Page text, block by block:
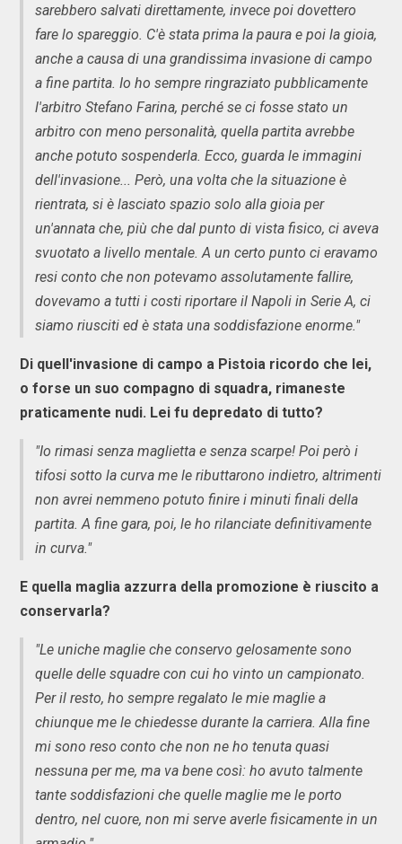
sarebbero salvati direttamente, invece poi dovettero
fare lo spareggio. C'è stata prima la paura e poi la gioia,
anche a causa di una grandissima invasione di campo
a fine partita. Io ho sempre ringraziato pubblicamente
l'arbitro Stefano Farina, perché se ci fosse stato un
arbitro con meno personalità, quella partita avrebbe
anche potuto sospenderla. Ecco, guarda le immagini
dell'invasione... Però, una volta che la situazione è
rientrata, si è lasciato spazio solo alla gioia per
un'annata che, più che dal punto di vista fisico, ci aveva
svuotato a livello mentale. A un certo punto ci eravamo
resi conto che non potevamo assolutamente fallire,
dovevamo a tutti i costi riportare il Napoli in Serie A, ci
siamo riusciti ed è stata una soddisfazione enorme."
Di quell'invasione di campo a Pistoia ricordo che lei,
o forse un suo compagno di squadra, rimaneste
praticamente nudi. Lei fu depredato di tutto?
"Io rimasi senza maglietta e senza scarpe! Poi però i
tifosi sotto la curva me le ributtarono indietro, altrimenti
non avrei nemmeno potuto finire i minuti finali della
partita. A fine gara, poi, le ho rilanciate definitivamente
in curva."
E quella maglia azzurra della promozione è riuscito a
conservarla?
"Le uniche maglie che conservo gelosamente sono
quelle delle squadre con cui ho vinto un campionato.
Per il resto, ho sempre regalato le mie maglie a
chiunque me le chiedesse durante la carriera. Alla fine
mi sono reso conto che non ne ho tenuta quasi
nessuna per me, ma va bene così: ho avuto talmente
tante soddisfazioni che quelle maglie me le porto
dentro, nel cuore, non mi serve averle fisicamente in un